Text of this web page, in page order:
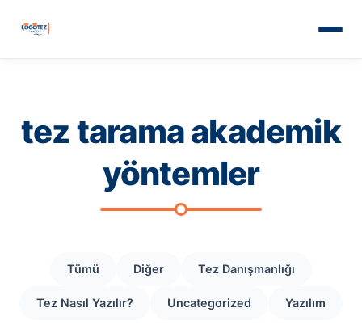
tez tarama akademik
yöntemler
Tümü Diğer Tez Danışmanlığı
Tez Nasıl Yazılır? Uncategorized Yazılım